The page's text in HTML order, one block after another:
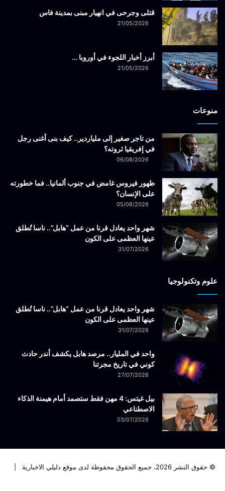
قتلى وجرحى في انهيار مبنى بمدينة فاس
21/05/2026
أبرز أخبار اللجوء في أوروبا …
21/05/2026
منوعات
من تاجر صغير إلى ملياردير.. كيف بنى أغنى رجل
في إفريقيا ثروته؟
06/08/2026
ظهور فيروس غامض في جنوب ألمانيا.. فما خطورته
على الإنسان؟
05/08/2026
شهر واحد يعادل قرنا من عمل “هابل”.. ناسا تُطلق
عينها العظمى على الكون
31/07/2026
علوم وتكنولوجيا
شهر واحد يعادل قرنا من عمل “هابل”.. ناسا تُطلق
عينها العظمى على الكون
31/07/2026
واحد في المليار.. مرصد هابل يكشف أندر حادث
كوني في تاريخ مجرتنا
27/07/2026
بيل غيتس: 4 مهن فقط ستصمد أمام هيمنة الذكاء
الاصطناعي
03/07/2026
© حقوق النشر 2026، جميع الحقوق محفوظة لدى موقع دليلي الاخبارية |